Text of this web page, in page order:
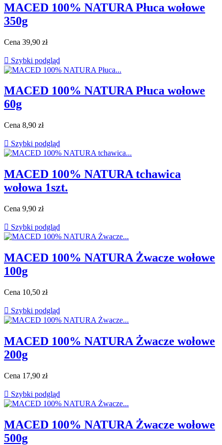
MACED 100% NATURA Płuca wołowe
350g
Cena 39,90 zł
 Szybki podgląd
MACED 100% NATURA Płuca wołowe
60g
Cena 8,90 zł
 Szybki podgląd
MACED 100% NATURA tchawica
wołowa 1szt.
Cena 9,90 zł
 Szybki podgląd
MACED 100% NATURA Żwacze wołowe
100g
Cena 10,50 zł
 Szybki podgląd
MACED 100% NATURA Żwacze wołowe
200g
Cena 17,90 zł
 Szybki podgląd
MACED 100% NATURA Żwacze wołowe
500g